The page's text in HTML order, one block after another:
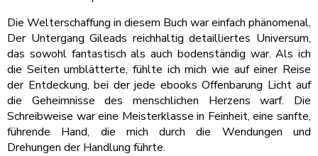
Die Welterschaffung in diesem Buch war einfach phänomenal,
Der Untergang Gileads reichhaltig detailliertes Universum,
das sowohl fantastisch als auch bodenständig war. Als ich
die Seiten umblätterte, fühlte ich mich wie auf einer Reise
der Entdeckung, bei der jede ebooks Offenbarung Licht auf
die Geheimnisse des menschlichen Herzens warf. Die
Schreibweise war eine Meisterklasse in Feinheit, eine sanfte,
führende Hand, die mich durch die Wendungen und
Drehungen der Handlung führte.